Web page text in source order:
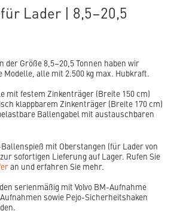
Lader | 8,5–20,5
der Größe 8,5–20,5 Tonnen haben wir
alle mit 2.500 kg max. Hubkraft.
mit festem Zinkenträger (Breite 150 cm)
klappbarem Zinkenträger (Breite 170 cm)
Ballengabel mit austauschbaren
mit Oberstangen (für Lader von
sofortigen Lieferung auf Lager. Rufen Sie
an und erfahren Sie mehr.
serienmäßig mit Volvo BM-Aufnahme
sowie Pejo-Sicherheitshaken